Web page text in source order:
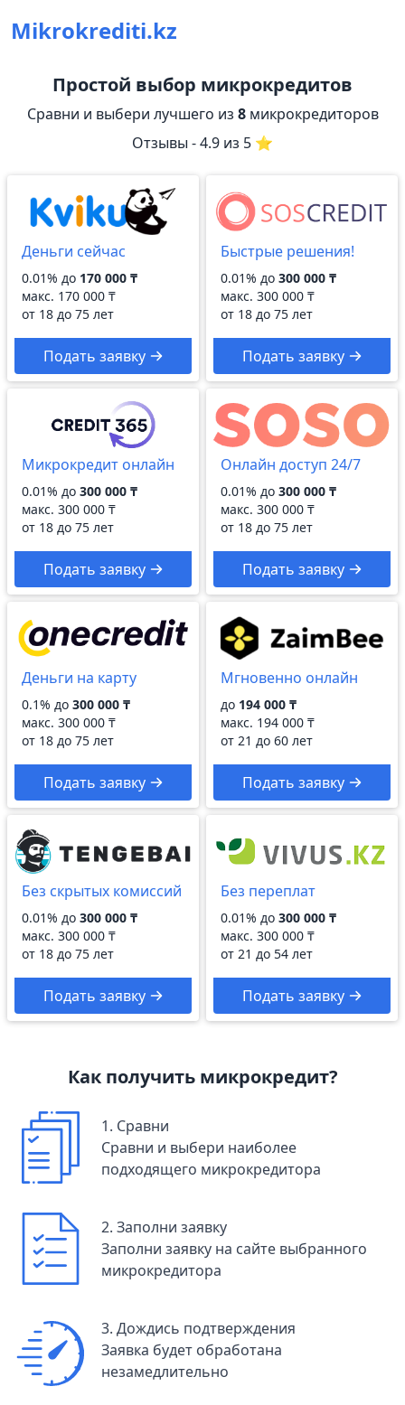
Mikrokrediti.kz
Простой выбор микрокредитов
Сравни и выбери лучшего из 8микрокредиторов
Отзывы - 4.9 из 5 ⭐
Деньги сейчас
0.01% до 170 000 ₸
макс. 170 000 ₸
от 18 до 75 лет
Подать заявку
Быстрые решения!
0.01% до 300 000 ₸
макс. 300 000 ₸
от 18 до 75 лет
Подать заявку
Микрокредит онлайн
0.01% до 300 000 ₸
макс. 300 000 ₸
от 18 до 75 лет
Подать заявку
Онлайн доступ 24/7
0.01% до 300 000 ₸
макс. 300 000 ₸
от 18 до 75 лет
Подать заявку
Деньги на карту
0.1% до 300 000 ₸
макс. 300 000 ₸
от 18 до 75 лет
Подать заявку
Мгновенно онлайн
до 194 000 ₸
макс. 194 000 ₸
от 21 до 60 лет
Подать заявку
Без скрытых комиссий
0.01% до 300 000 ₸
макс. 300 000 ₸
от 18 до 75 лет
Подать заявку
Без переплат
0.01% до 300 000 ₸
макс. 300 000 ₸
от 21 до 54 лет
Подать заявку
Как получить микрокредит?
1. Сравни
Сравни и выбери наиболее
подходящего микрокредитора
2. Заполни заявку
Заполни заявку на сайте выбранного
микрокредитора
3. Дождись подтверждения
Заявка будет обработана
незамедлительно